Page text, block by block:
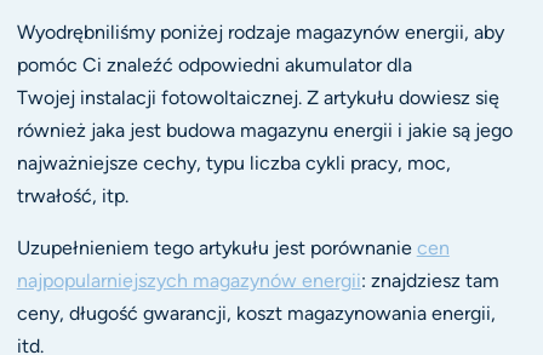
Wyodrębniliśmy poniżej rodzaje magazynów energii, aby
pomóc Ci znaleźć odpowiedni akumulator dla
Twojej instalacji fotowoltaicznej. Z artykułu dowiesz się
również jaka jest budowa magazynu energii i jakie są jego
najważniejsze cechy, typu liczba cykli pracy, moc,
trwałość, itp.
Uzupełnieniem tego artykułu jest porównanie cen
najpopularniejszych magazynów energii: znajdziesz tam
ceny, długość gwarancji, koszt magazynowania energii,
itd.